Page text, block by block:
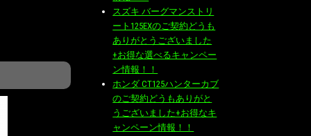
スズキ バーグマンストリ
ート125EXのご契約どうも
ありがとうございました
+お得な選べるキャンペー
ン情報！！
ホンダ CT125ハンターカブ
のご契約どうもありがと
うございました+お得なキ
ャンペーン情報！！